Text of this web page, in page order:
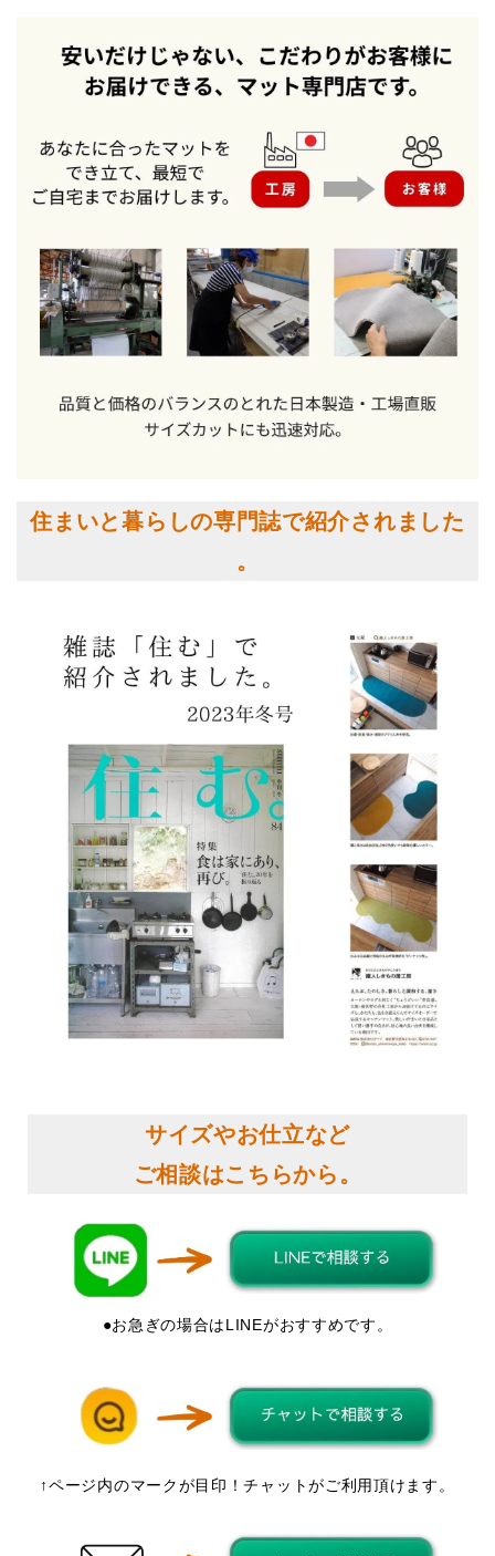
住まいと暮らしの専門誌で紹介されました
。
サイズやお仕立など
ご相談はこちらから。
●お急ぎの場合はLINEがおすすめです。
↑ページ内のマークが目印！チャットがご利用頂けます。